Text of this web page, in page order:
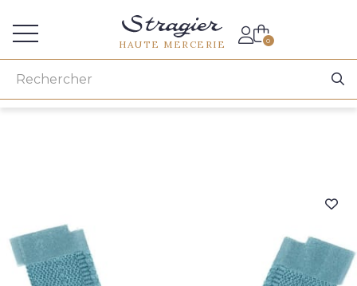
HAUTE MERCERIE 0